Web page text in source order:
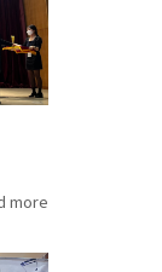
more